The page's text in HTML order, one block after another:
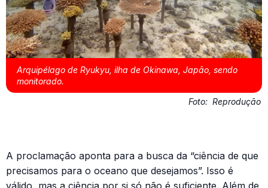
Arquipélago de Ryukyu, ilha de Okinawa, Japão, sendo
monitorado.
Foto: Reprodução
A proclamação aponta para a busca da “ciência de que
precisamos para o oceano que desejamos”. Isso é